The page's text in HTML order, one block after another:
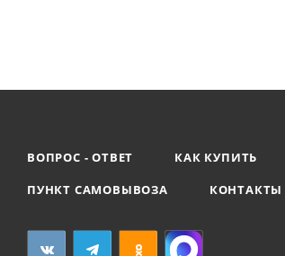
ВОПРОС - ОТВЕТ КАК КУПИТЬ
ПУНКТ САМОВЫВОЗА
КОНТАКТЫ